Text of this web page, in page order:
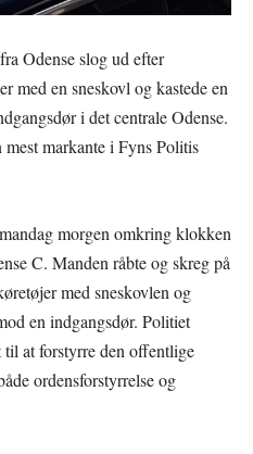
Odense slog ud efter
med en sneskovl og kastede en
i det centrale Odense.
mest markante i Fyns Politis
morgen omkring klokken
C. Manden råbte og skreg på
med sneskovlen og
en indgangsdør. Politiet
at forstyrre den offentlige
ordensforstyrrelse og